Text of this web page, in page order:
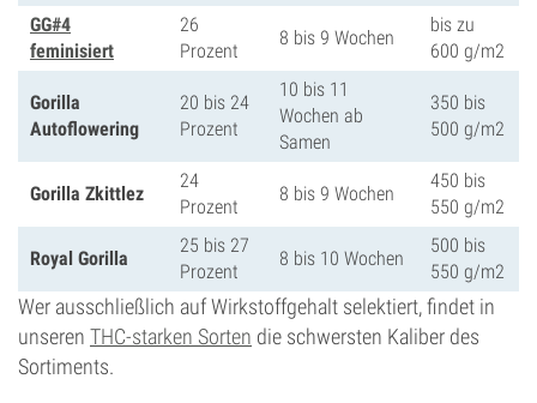
GG#4
feminisiert
26
Prozent
8 bis 9 Wochen
bis zu
600 g/m2
Gorilla
Autoflowering
20 bis 24
Prozent
10 bis 11
Wochen ab
Samen
350 bis
500 g/m2
Gorilla Zkittlez
24
Prozent
8 bis 9 Wochen
450 bis
550 g/m2
Royal Gorilla
25 bis 27
Prozent
8 bis 10 Wochen
500 bis
550 g/m2
Wer ausschließlich auf Wirkstoffgehalt selektiert, findet in
unseren THC-starken Sorten die schwersten Kaliber des
Sortiments.